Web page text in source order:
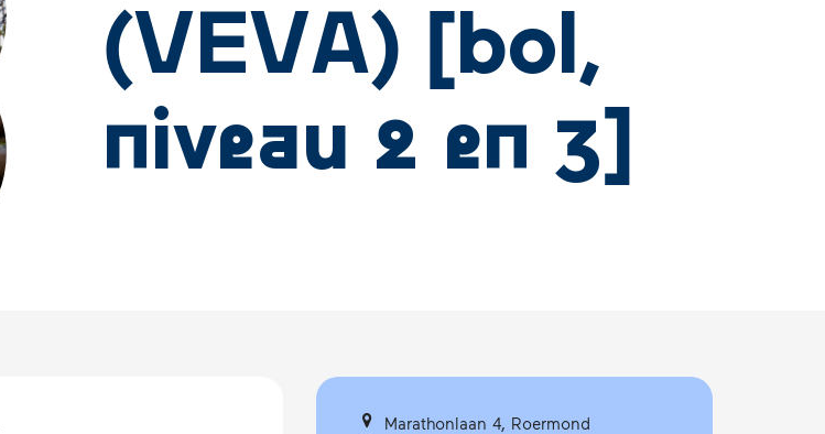
(VEVA) [bol,
niveau 2 en 3]
Marathonlaan 4, Roermond